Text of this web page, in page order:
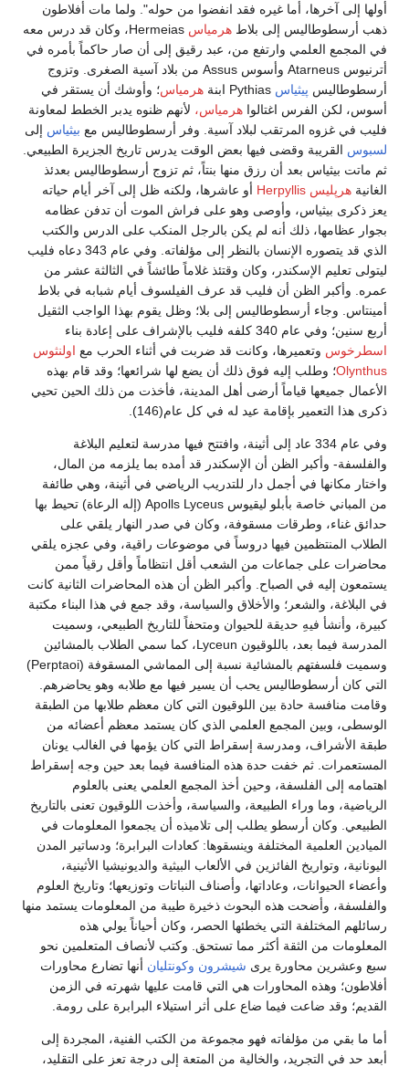
أولها إلى آخرها، أما غيره فقد انفضوا من حوله". ولما مات أفلاطون
ذهب أرسطوطاليس إلى بلاط هرمياس
Hermeias، وكان قد درس معه
في المجمع العلمي وارتفع من، عبد رقيق إلى أن صار حاكماً بأمره في
أترنيوس Atarneus وأسوس Assus من بلاد آسية الصغرى. وتزوج
أرسطوطاليس پيثياس هرمياس؛ وأوشك أن يستقر في
أسوس، لكن الفرس اغتالوا هرمياس، لأنهم ظنوه يدبر الخطط لمعاونة
فليب في غزوه المرتقب لبلاد آسية. وفر أرسطوطاليس مع بيثياس إلى
لسبوس القريبة وقضى فيها بعض الوقت يدرس تاريخ الجزيرة الطبيعي.
ثم ماتت بيثياس بعد أن رزق منها بنتاً، ثم تزوج أرسطوطاليس بعدئذ
الغانية هرپليس Herpyllis
أو عاشرها، ولكنه ظل إلى آخر أيام حياته
يعز ذكرى بيثياس، وأوصى وهو على فراش الموت أن تدفن عظامه
بجوار عظامها، ذلك أنه لم يكن بالرجل المنكب على الدرس والكتب
الذي قد يتصوره الإنسان بالنظر إلى مؤلفاته. وفي عام 343 دعاه فليب
ليتولى تعليم الإسكندر، وكان وقتئذ غلاماً طائشاً في الثالثة عشر من
عمره. وأكبر الظن أن فليب قد عرف الفيلسوف أيام شبابه في بلاط
أمينتاس. وجاء أرسطوطاليس إلى بلا؛ وظل يقوم بهذا الواجب الثقيل
أربع سنين؛ وفي عام 340 كلفه فليب بالإشراف على إعادة بناء
اسطرخوس وتعميرها، وكانت قد ضربت في أثناء الحرب مع اولنثوس
Olynthus؛ وطلب إليه فوق ذلك أن يضع لها شرائعها؛ وقد قام بهذه
الأعمال جميعها قياماً أرضى أهل المدينة، فأخذت من ذلك الحين تحيي
ذكرى هذا التعمير بإقامة عيد له في كل عام(146).
وفي عام 334 عاد إلى أثينة، وافتتح فيها مدرسة لتعليم البلاغة
والفلسفة- وأكبر الظن أن الإسكندر قد أمده بما يلزمه من المال،
واختار مكانها في أجمل دار للتدريب الرياضي في أثينة، وهي طائفة
من المباني خاصة بأبلو ليقيوس Apolls Lyceus (إله الرعاة) تحيط بها
حدائق غناء، وطرقات مسقوفة، وكان في صدر النهار يلقي على
الطلاب المنتظمين فيها دروساً في موضوعات راقية، وفي عجزه يلقي
محاضرات على جماعات من الشعب أقل انتظاماً وأقل رقياً ممن
يستمعون إليه في الصباح. وأكبر الظن أن هذه المحاضرات الثانية كانت
في البلاغة، والشعر؛ والأخلاق والسياسة، وقد جمع في هذا البناء مكتبة
كبيرة، وأنشأ فيهِ حديقة للحيوان ومتحفاً للتاريخ الطبيعي، وسميت
المدرسة فيما بعد، باللوقيون Lyceun، كما سمي الطلاب بالمشائين
وسميت فلسفتهم بالمشائية نسبة إلى المماشي المسقوفة (Perptaoi)
التي كان أرسطوطاليس يحب أن يسير فيها مع طلابه وهو يحاضرهم.
وقامت منافسة حادة بين اللوقيون التي كان معظم طلابها من الطبقة
الوسطى، وبين المجمع العلمي الذي كان يستمد معظم أعضائه من
طبقة الأشراف، ومدرسة إسقراط التي كان يؤمها في الغالب يونان
المستعمرات. ثم خفت حدة هذه المنافسة فيما بعد حين وجه إسقراط
اهتمامه إلى الفلسفة، وحين أخذ المجمع العلمي يعنى بالعلوم
الرياضية، وما وراء الطبيعة، والسياسة، وأخذت اللوقيون تعنى بالتاريخ
الطبيعي. وكان أرسطو يطلب إلى تلاميذه أن يجمعوا المعلومات في
الميادين العلمية المختلفة وينسقوها: كعادات البرابرة؛ ودساتير المدن
اليونانية، وتواريخ الفائزين في الألعاب البيثية والديونيشيا الأثينية،
وأعضاء الحيوانات، وعاداتها، وأصناف النباتات وتوزيعها؛ وتاريخ العلوم
والفلسفة، وأضحت هذه البحوث ذخيرة طيبة من المعلومات يستمد منها
رسائلهم المختلفة التي يخطئها الحصر، وكان أحياناً يولي هذه
المعلومات من الثقة أكثر مما تستحق. وكتب لأنصاف المتعلمين نحو
سبع وعشرين محاورة يرى شيشرون وكونتليان أنها تضارع محاورات
أفلاطون؛ وهذه المحاورات هي التي قامت عليها شهرته في الزمن
القديم؛ وقد ضاعت فيما ضاع على أثر استيلاء البرابرة على رومة.
أما ما بقي من مؤلفاته فهو مجموعة من الكتب الفنية، المجردة إلى
أبعد حد في التجريد، والخالية من المتعة إلى درجة تعز على التقليد،